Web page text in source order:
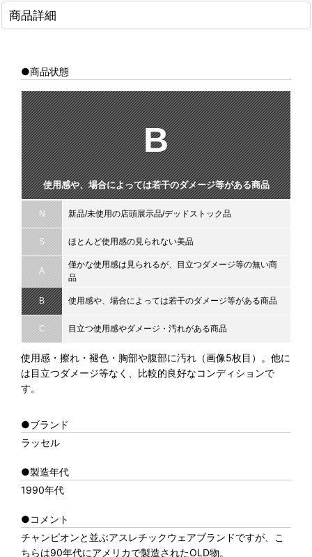
商品詳細
●商品状態
B
使用感や、場合によっては若干のダメージ等がある商品
N 新品/未使用の店頭展示品/デッドストック品
S ほとんど使用感の見られない美品
A
僅かな使用感は見られるが、目立つダメージ等の無い商
品
B 使用感や、場合によっては若干のダメージ等がある商品
C 目立つ使用感やダメージ・汚れがある商品
使用感・擦れ・褪色・胸部や腹部に汚れ（画像5枚目）。他に
は目立つダメージ等なく、比較的良好なコンディションで
す。
●ブランド
ラッセル
●製造年代
1990年代
●コメント
チャンピオンと並ぶアスレチックウェアブランドですが、こ
ちらは90年代にアメリカで製造されたOLD物。